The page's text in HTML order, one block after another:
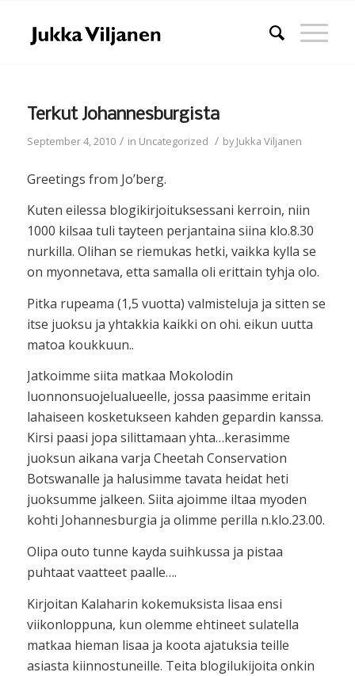
Terkut Johannesburgista
September 4, 2010 / in Uncategorized / byJukka Viljanen
Greetings from Jo’berg.
Kuten eilessa blogikirjoituksessani kerroin, niin
1000 kilsaa tuli tayteen perjantaina siina klo.8.30
nurkilla. Olihan se riemukas hetki, vaikka kylla se
on myonnetava, etta samalla oli erittain tyhja olo.
Pitka rupeama (1,5 vuotta) valmisteluja ja sitten se
itse juoksu ja yhtakkia kaikki on ohi. eikun uutta
matoa koukkuun..
Jatkoimme siita matkaa Mokolodin
luonnonsuojelualueelle, jossa paasimme eritain
lahaiseen kosketukseen kahden gepardin kanssa.
Kirsi paasi jopa silittamaan yhta…kerasimme
juoksun aikana varja Cheetah Conservation
Botswanalle ja halusimme tavata heidat heti
juoksumme jalkeen. Siita ajoimme iltaa myoden
kohti Johannesburgia ja olimme perilla n.klo.23.00.
Olipa outo tunne kayda suihkussa ja pistaa
puhtaat vaatteet paalle….
Kirjoitan Kalaharin kokemuksista lisaa ensi
viikonloppuna, kun olemme ehtineet sulatella
matkaa hieman lisaa ja koota ajatuksia teille
asiasta kiinnostuneille. Teita blogilukijoita onkin